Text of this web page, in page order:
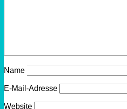
Name
E-Mail-Adresse
Website